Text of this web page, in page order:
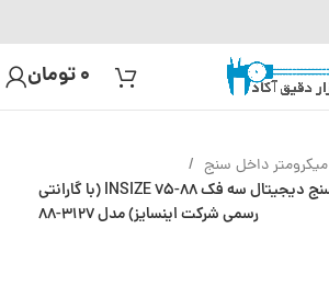
0تومان
میکرومتر داخل سنج
میکرومتر داخل سنج دیجیتال سه فک 88-75 INSIZE (با گارانتی
رسمی شرکت اینسایز) مدل 3127-88